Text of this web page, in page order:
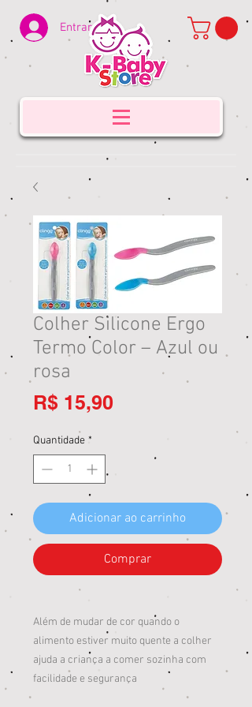
Entrar
Colher Silicone Ergo
Termo Color – Azul ou
rosa
R$ 15,90
Quantidade *
Adicionar ao carrinho
Comprar
Além de mudar de cor quando o
alimento estiver muito quente a colher
ajuda a criança a comer sozinha com
facilidade e segurança